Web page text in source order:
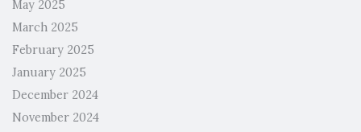
May 2025
March 2025
February 2025
January 2025
December 2024
November 2024